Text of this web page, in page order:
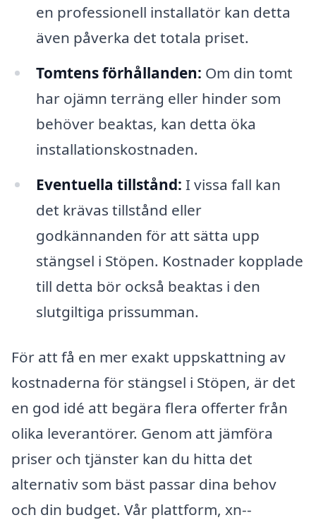
en professionell installatör kan detta
även påverka det totala priset.
Tomtens förhållanden: Om din tomt
har ojämn terräng eller hinder som
behöver beaktas, kan detta öka
installationskostnaden.
Eventuella tillstånd: I vissa fall kan
det krävas tillstånd eller
godkännanden för att sätta upp
stängsel i Stöpen. Kostnader kopplade
till detta bör också beaktas i den
slutgiltiga prissumman.
För att få en mer exakt uppskattning av
kostnaderna för stängsel i Stöpen, är det
en god idé att begära flera offerter från
olika leverantörer. Genom att jämföra
priser och tjänster kan du hitta det
alternativ som bäst passar dina behov
och din budget. Vår plattform, xn--